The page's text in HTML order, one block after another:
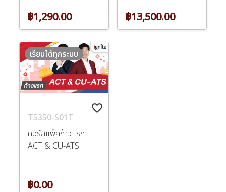
฿1,290.00 ฿13,500.00
favorite_border
T5350-S01T
คอร์สแพ๊คก้าวแรก
ACT & CU-ATS
เรียนได้ทุกระบบ
฿0.00